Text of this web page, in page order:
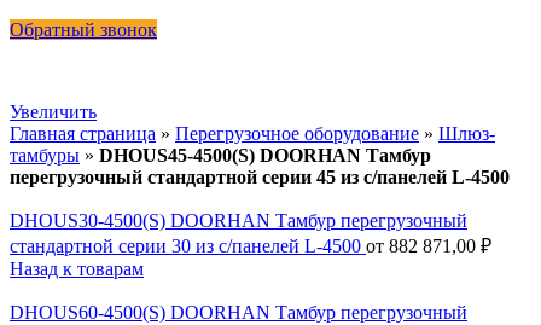
Обратный звонок
Увеличить
Главная страница » Перегрузочное оборудование » Шлюз-
тамбуры » DHOUS45-4500(S) DOORHAN Тамбур
перегрузочный стандартной серии 45 из с/панелей L-4500
DHOUS30-4500(S) DOORHAN Тамбур перегрузочный
стандартной серии 30 из с/панелей L-4500 от 882 871,00 ₽
Назад к товарам
DHOUS60-4500(S) DOORHAN Тамбур перегрузочный